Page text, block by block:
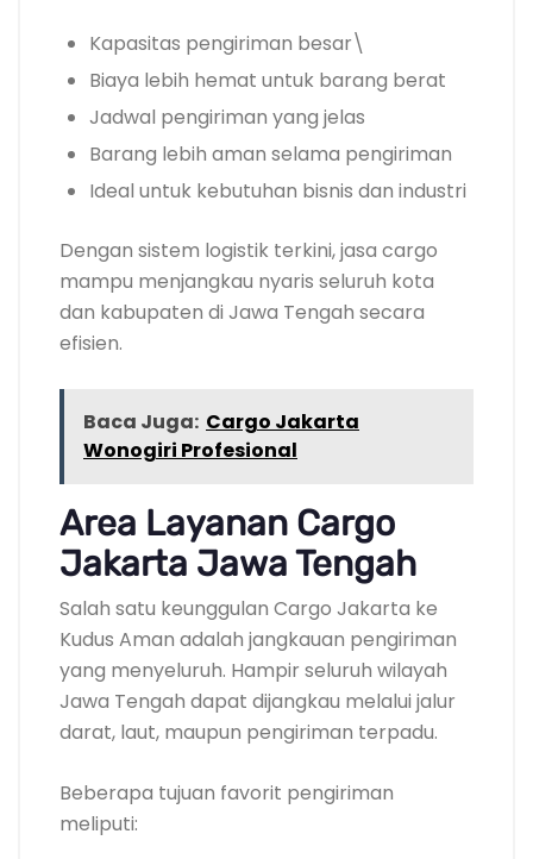
Kapasitas pengiriman besar\
Biaya lebih hemat untuk barang berat
Jadwal pengiriman yang jelas
Barang lebih aman selama pengiriman
Ideal untuk kebutuhan bisnis dan industri
Dengan sistem logistik terkini, jasa cargo
mampu menjangkau nyaris seluruh kota
dan kabupaten di Jawa Tengah secara
efisien.
Baca Juga: Cargo Jakarta
Wonogiri Profesional
Area Layanan Cargo
Jakarta Jawa Tengah
Salah satu keunggulan Cargo Jakarta ke
Kudus Aman adalah jangkauan pengiriman
yang menyeluruh. Hampir seluruh wilayah
Jawa Tengah dapat dijangkau melalui jalur
darat, laut, maupun pengiriman terpadu.
Beberapa tujuan favorit pengiriman
meliputi: